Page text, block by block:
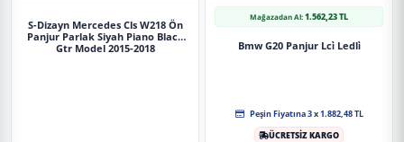
S-Dizayn Mercedes Cls W218 Ön
Panjur Parlak Siyah Piano Black
Gtr Model 2015-2018
Mağazadan Al:1.562,23 TL
Bmw G20 Panjur Lci̇ Ledli̇
Peşin Fiyatına 3 x 1.882,48 TL
ÜCRETSİZ KARGO